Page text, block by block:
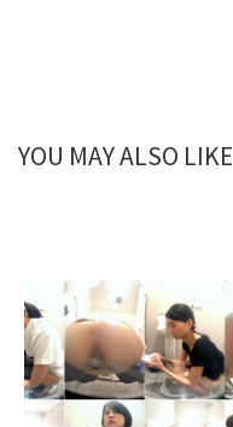
YOU MAY ALSO LIKE